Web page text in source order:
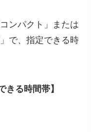
ンパクト」または
で、指定できる時
きる時間帯】